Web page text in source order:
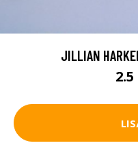
JILLIAN
2.5